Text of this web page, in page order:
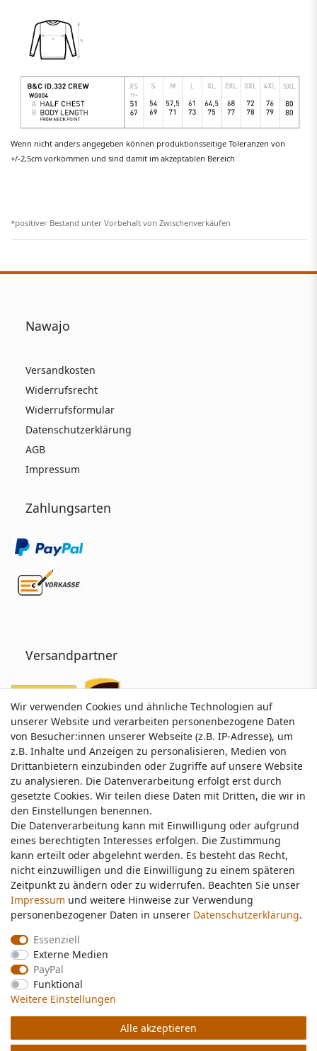
Wenn nicht anders angegeben können produktionsseitige Toleranzen von
+/-2,5cm vorkommen und sind damit im akzeptablen Bereich
*positiver Bestand unter Vorbehalt von Zwischenverkäufen
Nawajo
Versandkosten
Widerrufsrecht
Widerrufsformular
Datenschutzerklärung
AGB
Impressum
Zahlungsarten
Versandpartner
Service & Kontakt
Wünschen Sie einen Rückruf?
service@nawajo.de
Schreiben Sie uns:
service@nawajo.de
Durchschnittliche Bewertung von
Bewertungsgrundlage des Anbieters: 5 Verkaufs- und 3 Bewertungsplattformen
© Copyright 2026 nawajo.de | Alle Rechte vorbehalten.
Wir verwenden Cookies und ähnliche Technologien auf
unserer Website und verarbeiten personenbezogene Daten
von Besucher:innen unserer Webseite (z.B. IP-Adresse), um
z.B. Inhalte und Anzeigen zu personalisieren, Medien von
Drittanbietern einzubinden oder Zugriffe auf unsere Website
zu analysieren. Die Datenverarbeitung erfolgt erst durch
gesetzte Cookies. Wir teilen diese Daten mit Dritten, die wir in
den Einstellungen benennen.
Die Datenverarbeitung kann mit Einwilligung oder aufgrund
eines berechtigten Interesses erfolgen. Die Zustimmung
kann erteilt oder abgelehnt werden. Es besteht das Recht,
nicht einzuwilligen und die Einwilligung zu einem späteren
Zeitpunkt zu ändern oder zu widerrufen. Beachten Sie unser
Impressum und weitere Hinweise zur Verwendung
personenbezogener Daten in unserer Daten­schutz­erklärung.
Essenziell
Externe Medien
PayPal
Funktional
Weitere Einstellungen
Alle akzeptieren
Wir verwenden Cookies und ähnliche Technologien auf
unserer Website und verarbeiten personenbezogene Daten
von Besucher:innen unserer Webseite (z.B. IP-Adresse), um
z.B. Inhalte und Anzeigen zu personalisieren, Medien von
Drittanbietern einzubinden oder Zugriffe auf unsere Website
zu analysieren. Die Datenverarbeitung erfolgt erst durch
gesetzte Cookies. Wir teilen diese Daten mit Dritten, die wir in
den Einstellungen benennen.
Die Datenverarbeitung kann mit Einwilligung oder aufgrund
eines berechtigten Interesses erfolgen. Die Zustimmung
kann erteilt oder abgelehnt werden. Es besteht das Recht,
nicht einzuwilligen und die Einwilligung zu einem späteren
Zeitpunkt zu ändern oder zu widerrufen. Beachten Sie unser
Impressum und weitere Hinweise zur Verwendung
personenbezogener Daten in unserer Daten­schutz­erklärung.
Essenziell
Externe Medien
PayPal
Funktional
Weitere Einstellungen
Alle akzeptieren